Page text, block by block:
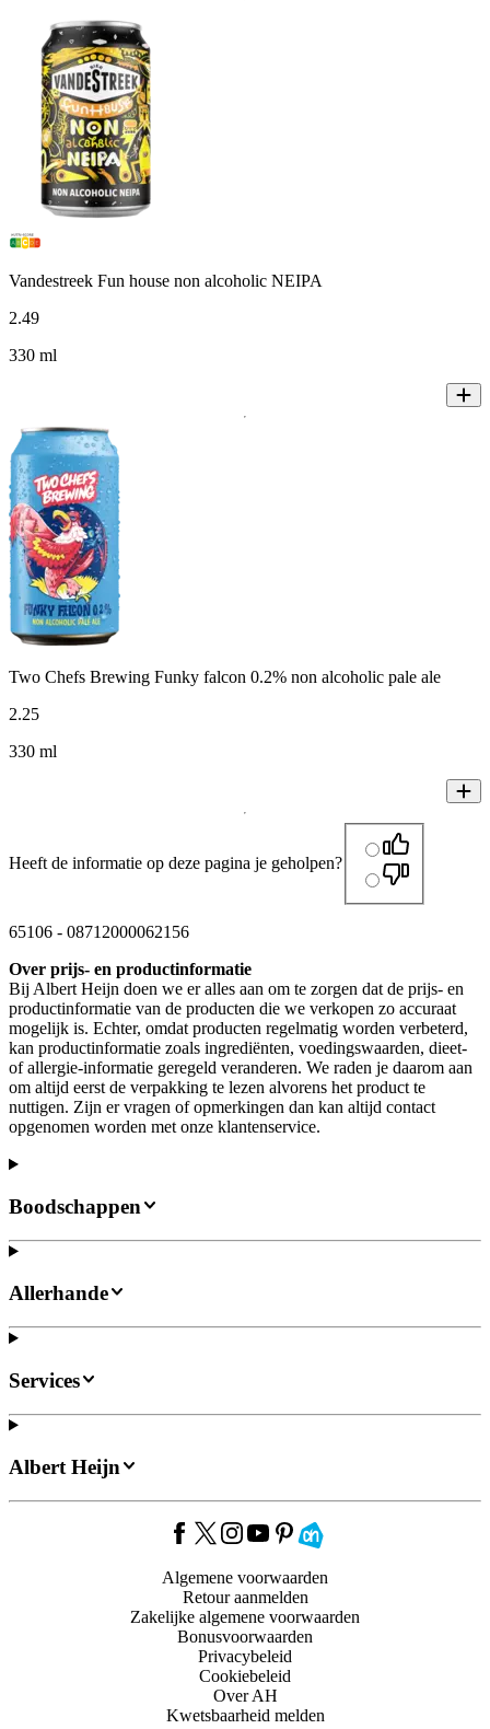
Vandestreek Fun house non alcoholic NEIPA
2.49
330 ml
Two Chefs Brewing Funky falcon 0.2% non alcoholic pale ale
2.25
330 ml
Heeft de informatie op deze pagina je geholpen?
65106 - 08712000062156
Over prijs- en productinformatie
Bij Albert Heijn doen we er alles aan om te zorgen dat de prijs- en
productinformatie van de producten die we verkopen zo accuraat
mogelijk is. Echter, omdat producten regelmatig worden verbeterd,
kan productinformatie zoals ingrediënten, voedingswaarden, dieet-
of allergie-informatie geregeld veranderen. We raden je daarom aan
om altijd eerst de verpakking te lezen alvorens het product te
nuttigen. Zijn er vragen of opmerkingen dan kan altijd contact
opgenomen worden met onze klantenservice.
Boodschappen
Allerhande
Services
Albert Heijn
Algemene voorwaarden
Retour aanmelden
Zakelijke algemene voorwaarden
Bonusvoorwaarden
Privacybeleid
Cookiebeleid
Over AH
Kwetsbaarheid melden